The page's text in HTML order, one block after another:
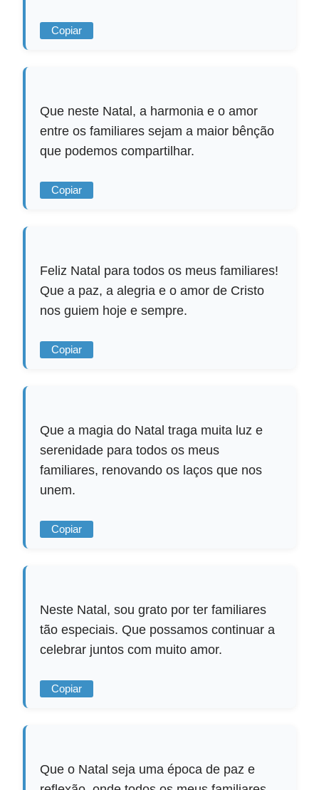
Copiar
Que neste Natal, a harmonia e o amor
entre os familiares sejam a maior bênção
que podemos compartilhar.
Copiar
Feliz Natal para todos os meus familiares!
Que a paz, a alegria e o amor de Cristo
nos guiem hoje e sempre.
Copiar
Que a magia do Natal traga muita luz e
serenidade para todos os meus
familiares, renovando os laços que nos
unem.
Copiar
Neste Natal, sou grato por ter familiares
tão especiais. Que possamos continuar a
celebrar juntos com muito amor.
Copiar
Que o Natal seja uma época de paz e